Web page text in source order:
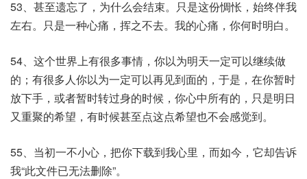
53、甚至遗忘了，为什么会结束。只是这份惆怅，始终伴我
左右。只是一种心痛，挥之不去。我的心痛，你何时明白。
54、这个世界上有很多事情，你以为明天一定可以继续做
的；有很多人你以为一定可以再见到面的，于是，在你暂时
放下手，或者暂时转过身的时候，你心中所有的，只是明日
又重聚的希望，有时候甚至点这点希望也不会感觉到。
55、当初一不小心，把你下载到我心里，而如今，它却告诉
我“此文件已无法删除”。